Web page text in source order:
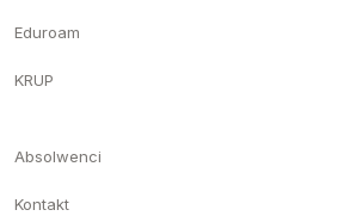
Eduroam
KRUP
Absolwenci
Kontakt